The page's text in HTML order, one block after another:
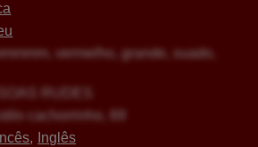
vermelho, grande, suado,
cachorrinho, 69
Inglês